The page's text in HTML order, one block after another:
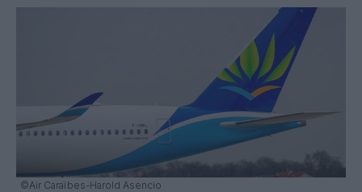
©Air Caraïbes-Harold Asencio